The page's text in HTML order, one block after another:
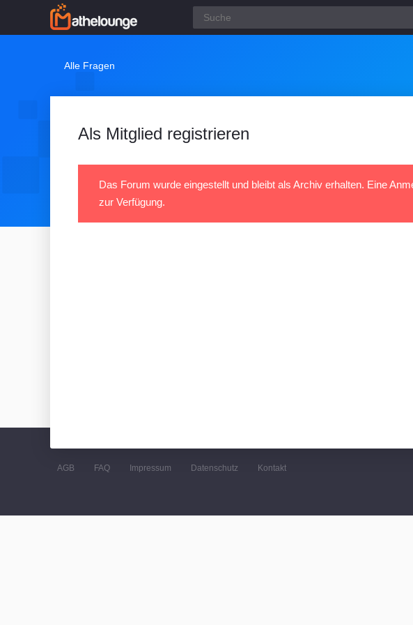
Alle Fragen
Als Mitglied registrieren
Das Forum wurde eingestellt und bleibt als Archiv erhalten. Eine
zur Verfügung.
AGB FAQ Impressum Datenschutz Kontakt